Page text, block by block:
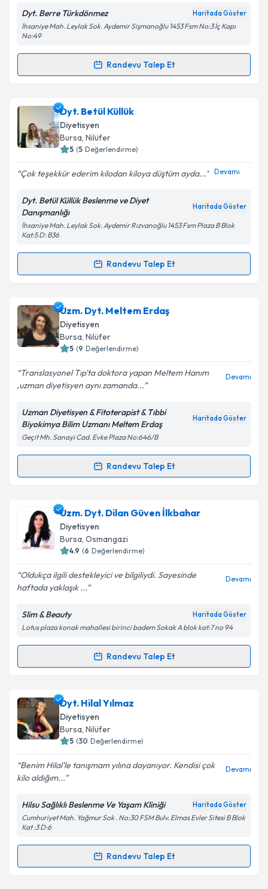
Kişisel verilerimin işlenmesine ilişkinAydınlatma
'ni okudum ve kişisel verilerimin belirtilen
kapsamda işlenmesini kabul ediyorum.
Takvim Talebini Gönder
Dyt. Berre Türkdönmez Haritada Göster
İhsaniye Mah. Leylak Sok. Aydemir Sişmanoğlu 1453 Fsm No:3 İç Kapı
No:49
Randevu Talep Et
Randevu Takvimi Talebi
Dyt. Berre Türkdönmez
oluşturun. Size bu uzmandan randevu almanız için bir
takvim hazırlandığında e-posta ile bilgilendireceğiz.
Kişisel verilerimin işlenmesine ilişkin
Metni'ni okudum ve kişisel verilerimin belirtilen
kapsamda işlenmesini kabul ediyorum.
Takvim Talebini Gönder
Dyt. Betül Küllük
Diyetisyen
Bursa, Nilüfer
5 (5 Değerlendirme)
Çok teşekkür ederim kilodan kiloya düştüm ayda... Devamı
Dyt. Betül Küllük Beslenme ve Diyet
Danışmanlığı
Haritada Göster
İhsaniye Mah. Leylak Sok. Aydemir Rızvanoğlu 1453 Fsm Plaza B Blok
Kat:5 D: B36
Randevu Talep Et
Randevu Takvimi Talebi
Dyt. Betül Küllükiçin randevu takvimi talebi oluşturun.
Size bu uzmandan randevu almanız için bir takvim
hazırlandığında e-posta ile bilgilendireceğiz.
Kişisel verilerimin işlenmesine ilişkin
Aydınlatma
Metni'ni okudum ve kişisel verilerimin belirtilen
kapsamda işlenmesini kabul ediyorum.
Takvim Talebini Gönder
Uzm. Dyt. Meltem Erdaş
Diyetisyen
Bursa, Nilüfer
5 (9 Değerlendirme)
Translasyonel Tıp'ta doktora yapan Meltem Hanım
,uzman diyetisyen aynı zamanda...
Devamı
Uzman Diyetisyen & Fitoterapist & Tıbbi
Biyokimya Bilim Uzmanı Meltem Erdaş
Haritada Göster
Geçit Mh. Sanayi Cad. Evke Plaza No:646/B
Randevu Talep Et
Randevu Takvimi Talebi
Uzm. Dyt. Meltem Erdaşiçin randevu takvimi talebi
oluşturun. Size bu uzmandan randevu almanız için bir
takvim hazırlandığında e-posta ile bilgilendireceğiz.
Kişisel verilerimin işlenmesine ilişkin
Aydınlatma
Metni'ni okudum ve kişisel verilerimin belirtilen
kapsamda işlenmesini kabul ediyorum.
Uzm. Dyt. Dilan Güven İlkbahar
Diyetisyen
Bursa, Osmangazi
4.9 (6 Değerlendirme)
Oldukça ilgili destekleyici ve bilgiliydi. Sayesinde
haftada yaklaşık ...
Devamı
Slim & Beauty Haritada Göster
Lotus plaza konak mahallesi birinci badem Sokak A blok kat:7 no 94
Randevu Talep Et
Randevu Takvimi Talebi
Uzm. Dyt. Dilan Güven İlkbahar
takvimi talebi oluşturun. Size bu uzmandan randevu
almanız için bir takvim hazırlandığında e-posta ile
bilgilendireceğiz.
E-posta Adresiniz
Kişisel verilerimin işlenmesine ilişkinAydınlatma
kapsamda işlenmesini kabul ediyorum.
Dyt. Hilal Yılmaz
Diyetisyen
Bursa, Nilüfer
5 (30 Değerlendirme)
Benim Hilal'le tanışmam yılına dayanıyor. Kendisi çok
kilo aldığım...
Devamı
Hilsu Sağlıklı Beslenme Ve Yaşam Kliniği Haritada Göster
Cumhuriyet Mah. Yağmur Sok . No:30 FSM Bulv. Elmas Evler Sitesi B Blok
Kat :3 D:6
Randevu Talep Et
Randevu Takvimi Talebi